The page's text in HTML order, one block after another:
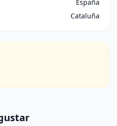
España
Cataluña